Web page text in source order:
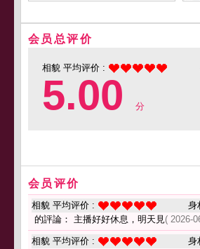
会员总评价
相貌 平均评价 :
5.00 分
会员评价
相貌 平均评价 :
身
的評論： 主播好好休息，明天見( 2026-
相貌 平均评价 :
身